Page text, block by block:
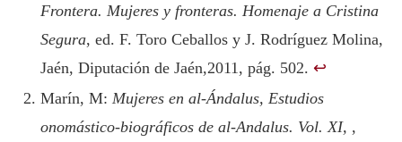
Frontera. Mujeres y fronteras. Homenaje a Cristina
Segura, ed. F. Toro Ceballos y J. Rodríguez Molina,
Jaén, Diputación de Jaén,2011, pág. 502. ↩︎
Marín, M: Mujeres en al-Ándalus, Estudios
onomástico-biográficos de al-Andalus. Vol. XI, ,